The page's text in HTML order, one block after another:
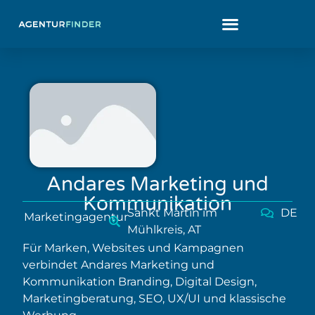
Andares Marketing und
Kommunikation
MarketingagenturSankt Martin im
Mühlkreis, AT
DE
Für Marken, Websites und Kampagnen
verbindet Andares Marketing und
Kommunikation Branding, Digital Design,
Marketingberatung, SEO, UX/UI und klassische